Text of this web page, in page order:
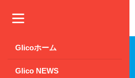
Glicoホーム
Glico NEWS